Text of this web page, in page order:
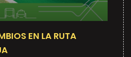
EN LA RUTA